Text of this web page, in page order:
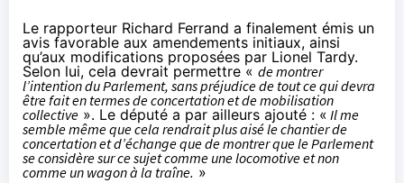
Le rapporteur Richard Ferrand a finalement émis un
avis favorable aux amendements initiaux, ainsi
qu’aux modifications proposées par Lionel Tardy.
Selon lui, cela devrait permettre « de montrer
l’intention du Parlement, sans préjudice de tout ce qui devra
être fait en termes de concertation et de mobilisation
collective ». Le député a par ailleurs ajouté : « Il me
semble même que cela rendrait plus aisé le chantier de
concertation et d’échange que de montrer que le Parlement
se considère sur ce sujet comme une locomotive et non
comme un wagon à la traîne. »